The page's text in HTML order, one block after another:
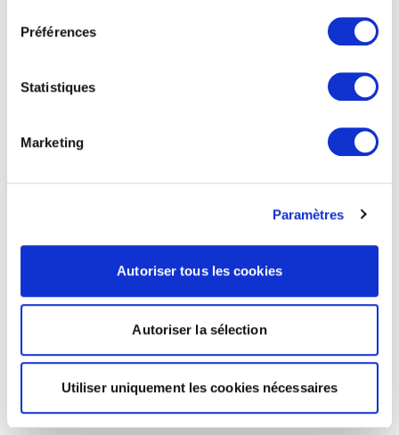
Préférences
Statistiques
Marketing
Paramètres
Autoriser tous les cookies
Autoriser la sélection
Utiliser uniquement les cookies nécessaires